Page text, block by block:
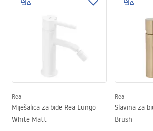
Rea
Miješalica za bide Rea Lungo
White Matt
Rea
Slavina za
Brush